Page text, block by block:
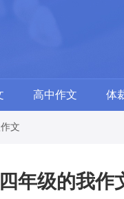
高中作文 体
文
四年级的我作